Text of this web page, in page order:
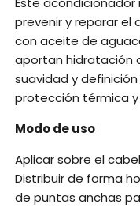
prevenir y reparar el
con aceite de
aportan hidratación
suavidad y
protección térmica y
Modo de uso
Aplicar sobre el
Distribuir de forma
de puntas anchas